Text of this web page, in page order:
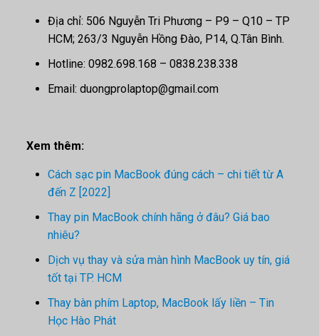
Địa chỉ: 506 Nguyễn Tri Phương – P9 – Q10 – TP
HCM; 263/3 Nguyễn Hồng Đào, P14, Q.Tân Bình.
Hotline: 0982.698.168 – 0838.238.338
Email: duongprolaptop@gmail.com
Xem thêm:
Cách sạc pin MacBook đúng cách – chi tiết từ A
đến Z [2022]
Thay pin MacBook chính hãng ở đâu? Giá bao
nhiêu?
Dịch vụ thay và sửa màn hình MacBook uy tín, giá
tốt tại TP. HCM
Thay bàn phím Laptop, MacBook lấy liền – Tin
Học Hào Phát